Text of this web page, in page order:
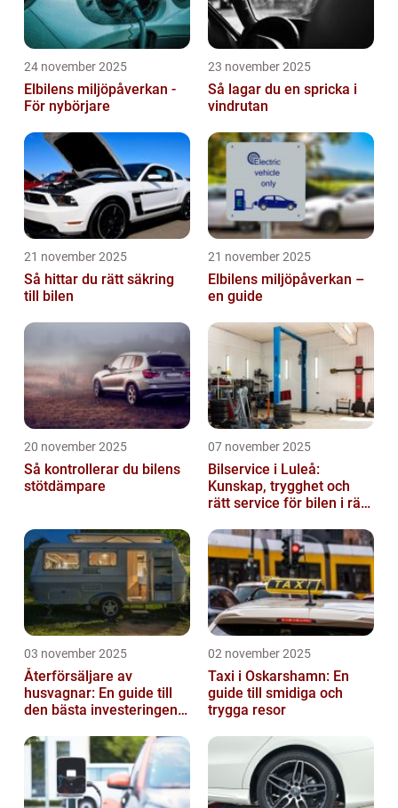
24 november 2025
Elbilens miljöpåverkan -
För nybörjare
23 november 2025
Så lagar du en spricka i
vindrutan
21 november 2025
Så hittar du rätt säkring
till bilen
21 november 2025
Elbilens miljöpåverkan –
en guide
20 november 2025
Så kontrollerar du bilens
stötdämpare
07 november 2025
Bilservice i Luleå:
Kunskap, trygghet och
rätt service för bilen i rätt
03 november 2025
Återförsäljare av
husvagnar: En guide till
den bästa investeringen
02 november 2025
Taxi i Oskarshamn: En
guide till smidiga och
trygga resor